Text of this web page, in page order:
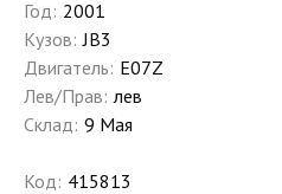
Год: 2001
Кузов: JB3
Двигатель: E07Z
Лев/Прав: лев
Склад: 9 Мая
Код: 415813